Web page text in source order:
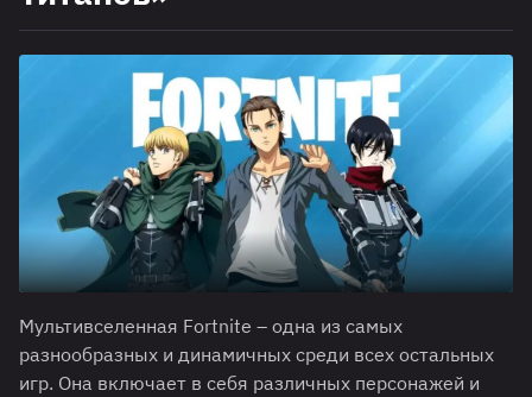
Мультивселенная Fortnite – одна из самых
разнообразных и динамичных среди всех остальных
игр. Она включает в себя различных персонажей и